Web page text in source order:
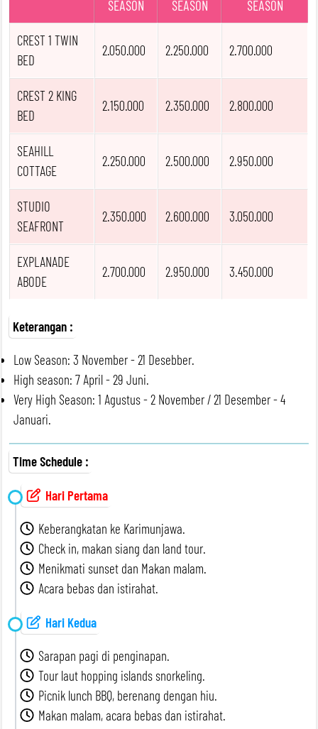
SEASON SEASON SEASON
CREST 1 TWIN
BED
2.050.000 2.250.000 2.700.000
CREST 2 KING
BED
2.150.000 2.350.000 2.800.000
SEAHILL
COTTAGE
2.250.000 2.500.000 2.950.000
STUDIO
SEAFRONT
2.350.000 2.600.000 3.050.000
EXPLANADE
ABODE
2.700.000 2.950.000 3.450.000
Keterangan :
Low Season: 3 November - 21 Desebber.
High season: 7 April - 29 Juni.
Very High Season: 1 Agustus - 2 November / 21 Desember - 4
Januari.
Time Schedule :
Hari Pertama
Keberangkatan ke Karimunjawa.
Check in, makan siang dan land tour.
Menikmati sunset dan Makan malam.
Acara bebas dan istirahat.
Hari Kedua
Sarapan pagi di penginapan.
Tour laut hopping islands snorkeling.
Picnik lunch BBQ, berenang dengan hiu.
Makan malam, acara bebas dan istirahat.